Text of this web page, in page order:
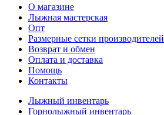
О магазине
Лыжная мастерская
Опт
Размерные сетки производителей
Возврат и обмен
Оплата и доставка
Помощь
Контакты
Лыжный инвентарь
Горнолыжный инвентарь